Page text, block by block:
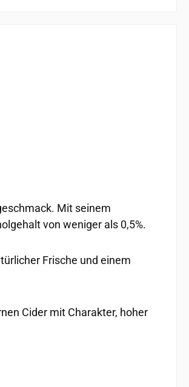
Mit seinem
von weniger als 0,5%.
Frische und einem
Cider mit Charakter, hoher